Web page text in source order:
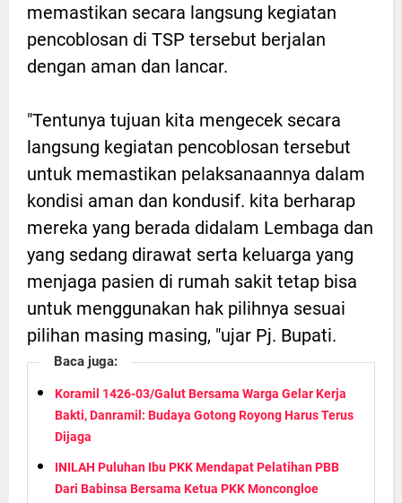
memastikan secara langsung kegiatan
pencoblosan di TSP tersebut berjalan
dengan aman dan lancar.
"Tentunya tujuan kita mengecek secara
langsung kegiatan pencoblosan tersebut
untuk memastikan pelaksanaannya dalam
kondisi aman dan kondusif. kita berharap
mereka yang berada didalam Lembaga dan
yang sedang dirawat serta keluarga yang
menjaga pasien di rumah sakit tetap bisa
untuk menggunakan hak pilihnya sesuai
pilihan masing masing, "ujar Pj. Bupati.
Baca juga:
Koramil 1426-03/Galut Bersama Warga Gelar Kerja
Bakti, Danramil: Budaya Gotong Royong Harus Terus
Dijaga
INILAH Puluhan Ibu PKK Mendapat Pelatihan PBB
Dari Babinsa Bersama Ketua PKK Moncongloe